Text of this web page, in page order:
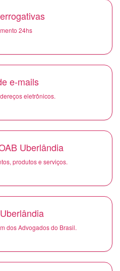
24hs
e-mails
eletrônicos.
Uberlândia
produtos e serviços.
dos Advogados do Brasil.